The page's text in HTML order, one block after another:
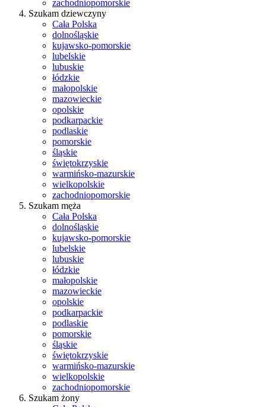
zachodniopomorskie
Szukam dziewczyny
Cała Polska
dolnośląskie
kujawsko-pomorskie
lubelskie
lubuskie
łódzkie
małopolskie
mazowieckie
opolskie
podkarpackie
podlaskie
pomorskie
śląskie
świętokrzyskie
warmińsko-mazurskie
wielkopolskie
zachodniopomorskie
Szukam męża
Cała Polska
dolnośląskie
kujawsko-pomorskie
lubelskie
lubuskie
łódzkie
małopolskie
mazowieckie
opolskie
podkarpackie
podlaskie
pomorskie
śląskie
świętokrzyskie
warmińsko-mazurskie
wielkopolskie
zachodniopomorskie
Szukam żony